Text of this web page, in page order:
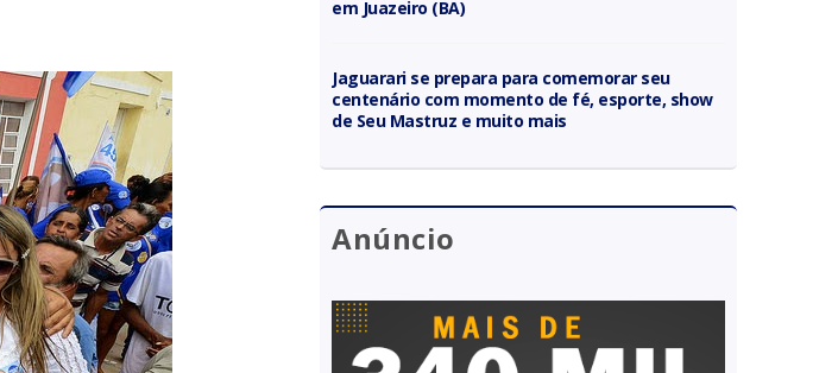
em Juazeiro (BA)
Jaguarari se prepara para comemorar seu
centenário com momento de fé, esporte, show
de Seu Mastruz e muito mais
Anúncio